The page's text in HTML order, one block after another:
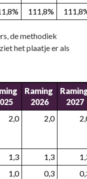
111,8%
de methodiek
het plaatje er als
Raming
2026
2027
2,0 2,0
1,3 1,3
1,0 0,3